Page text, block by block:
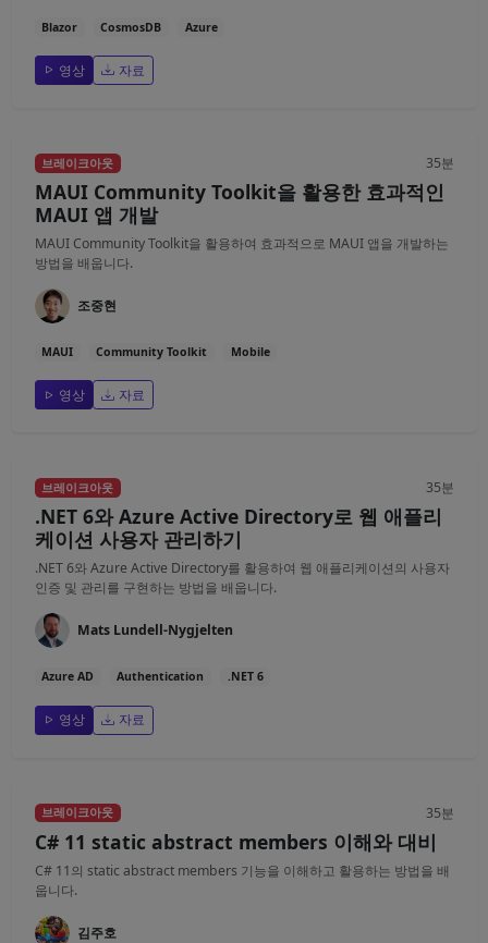
Blazor CosmosDB Azure
영상 자료
브레이크아웃 35분
MAUI Community Toolkit을 활용한 효과적인
MAUI 앱 개발
MAUI Community Toolkit을 활용하여 효과적으로 MAUI 앱을 개발하는
방법을 배웁니다.
조중현
MAUI Community Toolkit Mobile
영상 자료
브레이크아웃 35분
.NET 6와 Azure Active Directory로 웹 애플리
케이션 사용자 관리하기
.NET 6와 Azure Active Directory를 활용하여 웹 애플리케이션의 사용자
인증 및 관리를 구현하는 방법을 배웁니다.
Mats Lundell-Nygjelten
Azure AD Authentication .NET 6
영상 자료
브레이크아웃 35분
C# 11 static abstract members 이해와 대비
C# 11의 static abstract members 기능을 이해하고 활용하는 방법을 배
웁니다.
김주호